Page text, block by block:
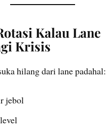
Kalau Lane
Krisis
hilang dari lane padahal:
jebol